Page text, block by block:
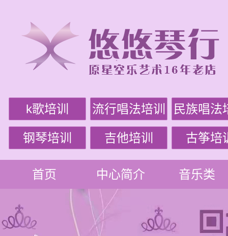
k歌培训 流行唱法培训 民族唱法
钢琴培训 吉他培训 古筝培
首页 中心简介 音乐类